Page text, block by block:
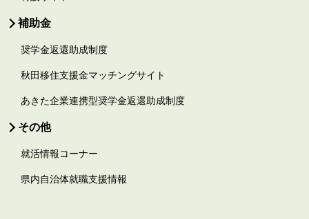
補助金
奨学金返還助成制度
秋田移住支援金マッチングサイト
あきた企業連携型奨学金返還助成制度
その他
就活情報コーナー
県内自治体就職支援情報